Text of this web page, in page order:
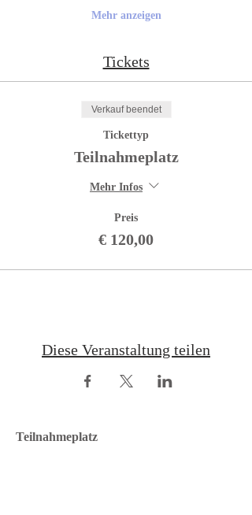
Mehr anzeigen
Tickets
Verkauf beendet
Tickettyp
Teilnahmeplatz
Mehr Infos
Preis
€ 120,00
Diese Veranstaltung teilen
Teilnahmeplatz